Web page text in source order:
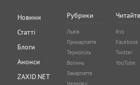
Новини
Статті
Блоги
Анонси
ZAXID.NET
Рубрики
Львів
Прикарпаття
Тернопіль
Волинь
Закарпаття
Rss
Facebook
Twitter
YouTube